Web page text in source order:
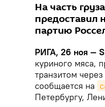
На часть
предоставил
партию
РИГА, 26 ноя —
куриного мяса,
транзитом
сообщается на
Петербургу,